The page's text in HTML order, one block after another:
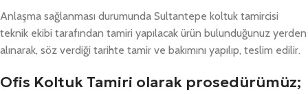
Anlaşma sağlanması durumunda Sultantepe koltuk tamircisi
teknik ekibi tarafından tamiri yapılacak ürün bulunduğunuz yerden
alınarak, söz verdiği tarihte tamir ve bakımını yapılıp, teslim edilir.
Ofis Koltuk Tamiri olarak prosedürümüz;